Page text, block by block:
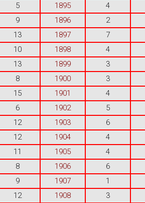
5 1895
4
9 1896
2
13 1897
7
10 1898
4
13 1899
3
8 1900
3
15 1901
4
6 1902
5
12 1903
6
12 1904
4
11 1905
4
8 1906
6
9 1907
1
12 1908 3